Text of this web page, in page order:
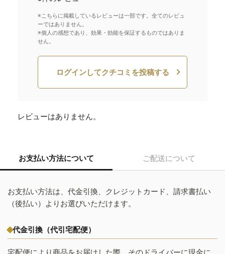
※こちらに掲載しているレビューは一部です。全てのレビュ
ーではありません。
※個人の感想であり、効果・効能を保証するものではありま
せん。
ログインしてクチコミを投稿する
レビューはありません。
お支払い方法について ご配送について
お支払い方法は、代金引換、クレジットカード、請求書払い
（後払い）よりお選びいただけます。
代金引換（代引宅配便）